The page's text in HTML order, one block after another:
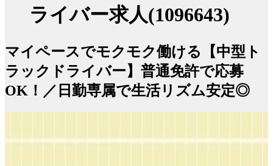
ライバー求人(1096643)
マイペースでモクモク働ける【中型ト
ラックドライバー】普通免許で応募
OK！／日勤専属で生活リズム安定◎